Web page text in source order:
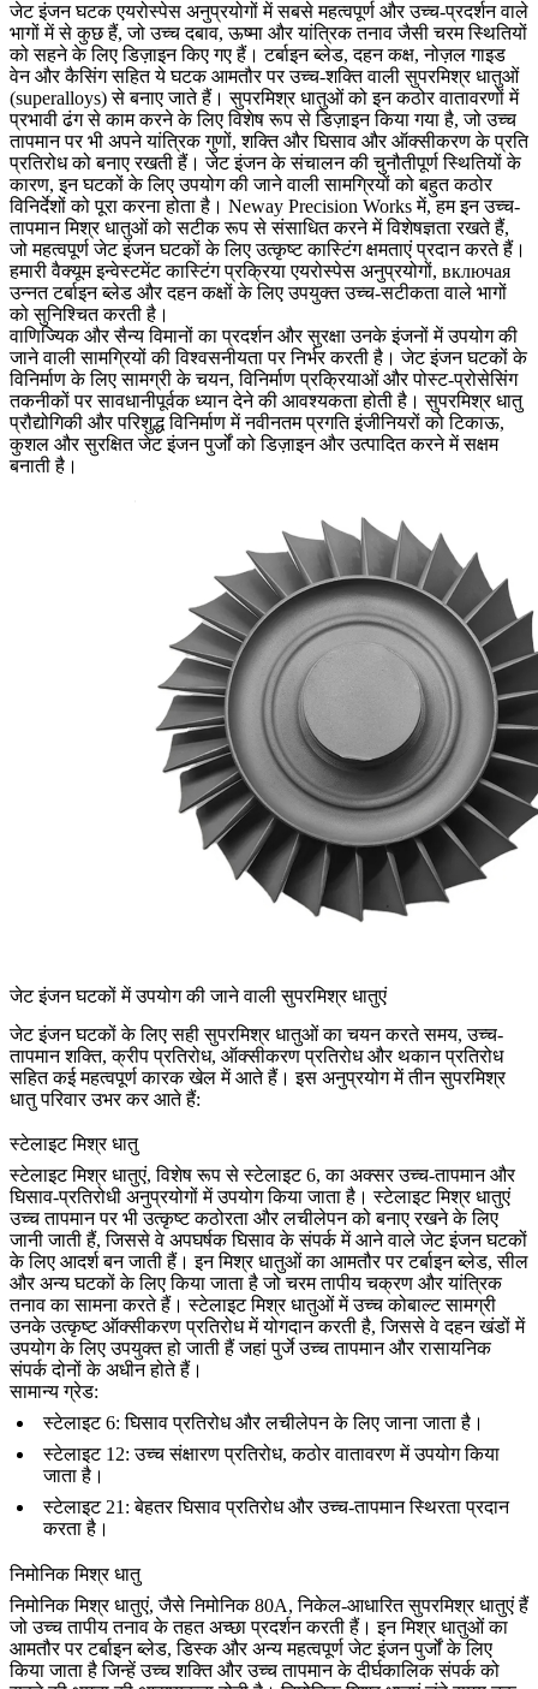
जेट इंजन घटक एयरोस्पेस अनुप्रयोगों में सबसे महत्वपूर्ण और उच्च-प्रदर्शन वाले
भागों में से कुछ हैं, जो उच्च दबाव, ऊष्मा और यांत्रिक तनाव जैसी चरम स्थितियों
को सहने के लिए डिज़ाइन किए गए हैं। टर्बाइन ब्लेड, दहन कक्ष, नोज़ल गाइड
वेन और कैसिंग सहित ये घटक आमतौर पर उच्च-शक्ति वाली सुपरमिश्र धातुओं
(superalloys) से बनाए जाते हैं। सुपरमिश्र धातुओं को इन कठोर वातावरणों में
प्रभावी ढंग से काम करने के लिए विशेष रूप से डिज़ाइन किया गया है, जो उच्च
तापमान पर भी अपने यांत्रिक गुणों, शक्ति और घिसाव और ऑक्सीकरण के प्रति
प्रतिरोध को बनाए रखती हैं। जेट इंजन के संचालन की चुनौतीपूर्ण स्थितियों के
कारण, इन घटकों के लिए उपयोग की जाने वाली सामग्रियों को बहुत कठोर
विनिर्देशों को पूरा करना होता है। Neway Precision Worksमें, हम इन उच्च-
तापमान मिश्र धातुओं को सटीक रूप से संसाधित करने में विशेषज्ञता रखते हैं,
जो महत्वपूर्ण जेट इंजन घटकों के लिए उत्कृष्ट कास्टिंग क्षमताएं प्रदान करते हैं।
हमारीवैक्यूम इन्वेस्टमेंट कास्टिंगप्रक्रिया एयरोस्पेस अनुप्रयोगों, включая
उन्नत टर्बाइन ब्लेड और दहन कक्षों के लिए उपयुक्त उच्च-सटीकता वाले भागों
को सुनिश्चित करती है।
वाणिज्यिक और सैन्य विमानों का प्रदर्शन और सुरक्षा उनके इंजनों में उपयोग की
जाने वाली सामग्रियों की विश्वसनीयता पर निर्भर करती है। जेट इंजन घटकों के
विनिर्माण के लिए सामग्री के चयन, विनिर्माण प्रक्रियाओं और पोस्ट-प्रोसेसिंग
तकनीकों पर सावधानीपूर्वक ध्यान देने की आवश्यकता होती है। सुपरमिश्र धातु
प्रौद्योगिकी और परिशुद्ध विनिर्माण में नवीनतम प्रगति इंजीनियरों को टिकाऊ,
कुशल और सुरक्षित जेट इंजन पुर्जों को डिज़ाइन और उत्पादित करने में सक्षम
बनाती है।
जेट इंजन घटकों में उपयोग की जाने वाली सुपरमिश्र धातुएं
जेट इंजन घटकों के लिए सही सुपरमिश्र धातुओं का चयन करते समय, उच्च-
तापमान शक्ति, क्रीप प्रतिरोध, ऑक्सीकरण प्रतिरोध और थकान प्रतिरोध
सहित कई महत्वपूर्ण कारक खेल में आते हैं। इस अनुप्रयोग में तीन सुपरमिश्र
धातु परिवार उभर कर आते हैं:
स्टेलाइट मिश्र धातु
स्टेलाइट मिश्र धातुएं, विशेष रूप से स्टेलाइट 6, का अक्सर उच्च-तापमान और
घिसाव-प्रतिरोधी अनुप्रयोगों में उपयोग किया जाता है। स्टेलाइट मिश्र धातुएं
उच्च तापमान पर भी उत्कृष्ट कठोरता और लचीलेपन को बनाए रखने के लिए
जानी जाती हैं, जिससे वे अपघर्षक घिसाव के संपर्क में आने वाले जेट इंजन घटकों
के लिए आदर्श बन जाती हैं। इन मिश्र धातुओं का आमतौर पर टर्बाइन ब्लेड, सील
और अन्य घटकों के लिए किया जाता है जो चरम तापीय चक्रण और यांत्रिक
तनाव का सामना करते हैं। स्टेलाइट मिश्र धातुओं में उच्च कोबाल्ट सामग्री
उनके उत्कृष्ट ऑक्सीकरण प्रतिरोध में योगदान करती है, जिससे वे दहन खंडों में
उपयोग के लिए उपयुक्त हो जाती हैं जहां पुर्जे उच्च तापमान और रासायनिक
संपर्क दोनों के अधीन होते हैं।
सामान्य ग्रेड:
स्टेलाइट 6: घिसाव प्रतिरोध और लचीलेपन के लिए जाना जाता है।
स्टेलाइट 12: उच्च संक्षारण प्रतिरोध, कठोर वातावरण में उपयोग किया
जाता है।
स्टेलाइट 21: बेहतर घिसाव प्रतिरोध और उच्च-तापमान स्थिरता प्रदान
करता है।
निमोनिक मिश्र धातु
निमोनिक मिश्र धातुएं, जैसे निमोनिक 80A, निकेल-आधारित सुपरमिश्र धातुएं हैं
जो उच्च तापीय तनाव के तहत अच्छा प्रदर्शन करती हैं। इन मिश्र धातुओं का
आमतौर पर टर्बाइन ब्लेड, डिस्क और अन्य महत्वपूर्ण जेट इंजन पुर्जों के लिए
किया जाता है जिन्हें उच्च शक्ति और उच्च तापमान के दीर्घकालिक संपर्क को